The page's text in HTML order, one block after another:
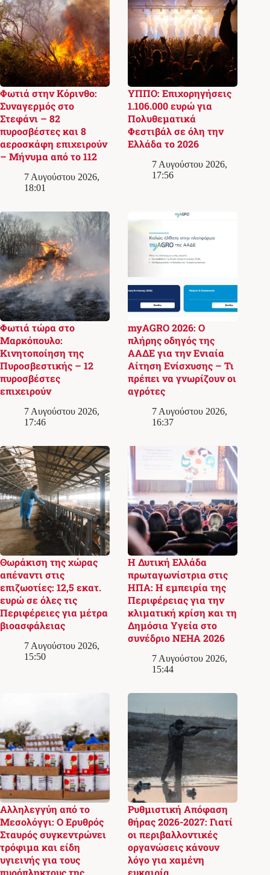
Φωτιά στην Κόρινθο:
Συναγερμός στο
Στεφάνι – 82
πυροσβέστες και 8
αεροσκάφη επιχειρούν
– Μήνυμα από το 112
7 Αυγούστου 2026,
18:01
ΥΠΠΟ: Επιχορηγήσεις
1.106.000 ευρώ για
Πολυθεματικά
Φεστιβάλ σε όλη την
Ελλάδα το 2026
7 Αυγούστου 2026,
17:56
Φωτιά τώρα στο
Μαρκόπουλο:
Κινητοποίηση της
Πυροσβεστικής – 12
πυροσβέστες
επιχειρούν
7 Αυγούστου 2026,
17:46
myAGRO 2026: Ο
πλήρης οδηγός της
ΑΑΔΕ για την Ενιαία
Αίτηση Ενίσχυσης – Τι
πρέπει να γνωρίζουν οι
αγρότες
7 Αυγούστου 2026,
16:37
Θωράκιση της χώρας
απέναντι στις
επιζωοτίες: 12,5 εκατ.
ευρώ σε όλες τις
Περιφέρειες για μέτρα
βιοασφάλειας
7 Αυγούστου 2026,
15:50
Η Δυτική Ελλάδα
πρωταγωνίστρια στις
ΗΠΑ: Η εμπειρία της
Περιφέρειας για την
κλιματική κρίση και τη
Δημόσια Υγεία στο
συνέδριο NEHA 2026
7 Αυγούστου 2026,
15:44
Αλληλεγγύη από το
Μεσολόγγι: Ο Ερυθρός
Σταυρός συγκεντρώνει
τρόφιμα και είδη
υγιεινής για τους
πυρόπληκτους της
Ρυθμιστική Απόφαση
θήρας 2026-2027: Γιατί
οι περιβαλλοντικές
οργανώσεις κάνουν
λόγο για χαμένη
ευκαιρία